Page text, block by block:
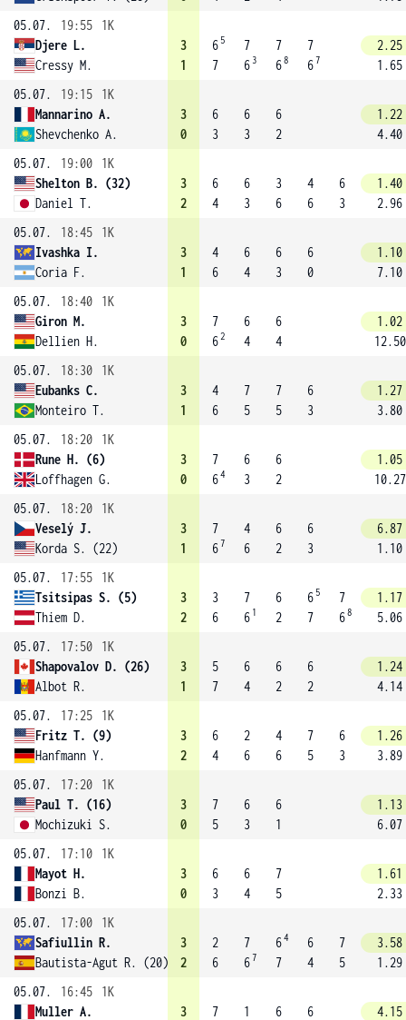
05.07.
19:55
1K
Djere L.
Cressy M.
3
1
6 5
7
7
6 3
7
68
7
67
2.25
1.65
05.07.
19:15
1K
Mannarino A.
Shevchenko A.
3
0
6
3
6
3
6
2
1.22
4.40
05.07.
19:00
1K
Shelton B. (32)
Daniel T.
3
2
6
4
6
3
3
6
4
6
6
3
1.40
2.96
05.07.
18:45
1K
Ivashka I.
Coria F.
3
1
4
6
6
4
6
3
6
0
1.10
7.10
05.07.
18:40
1K
Giron M.
Dellien H.
3
0
7
62
6
4
6
4
1.02
12.50
05.07.
18:30
1K
Eubanks C.
Monteiro T.
3
1
4
6
7
5
7
5
6
3
1.27
3.80
05.07.
18:20
1K
Rune H. (6)
Loffhagen G.
3
0
7
64
6
3
6
2
1.05
10.27
05.07.
18:20
1K
Veselý J.
Korda S. (22)
3
1
7
67
4
6
6
2
6
3
6.87
1.10
05.07.
17:55
1K
Tsitsipas S. (5)
Thiem D.
3
2
3
6
7
6 1
6
2
6 5
7
7
68
1.17
5.06
05.07.
17:50
1K
Shapovalov D. (26)
Albot R.
3
1
5
7
6
4
6
2
6
2
1.24
4.14
05.07.
17:25
1K
Fritz T. (9)
Hanfmann Y.
3
2
6
4
2
6
4
6
7
5
6
3
1.26
3.89
05.07.
17:20
1K
Paul T. (16)
Mochizuki S.
3
0
7
5
6
3
6
1
1.13
6.07
05.07.
17:10
1K
Mayot H.
Bonzi B.
3
0
6
3
6
4
7
5
1.61
2.33
05.07.
17:00
1K
Safiullin R.
Bautista-Agut R. (20)
3
2
2
6
7
67
64
7
6
4
7
5
3.58
1.29
05.07.
16:45
1K
Muller A.
3
7
1
6
6
4.15